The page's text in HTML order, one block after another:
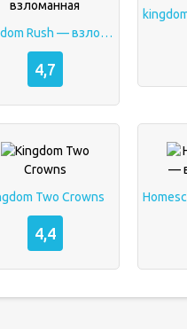
Kingdom Rush — взломанная
4,7
Two Crowns
4,4